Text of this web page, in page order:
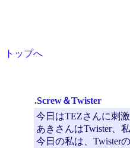
トップへ
.Screw＆Twister
今日はTEZさんに刺
あきさんはTwister、
今日の私は、Twister